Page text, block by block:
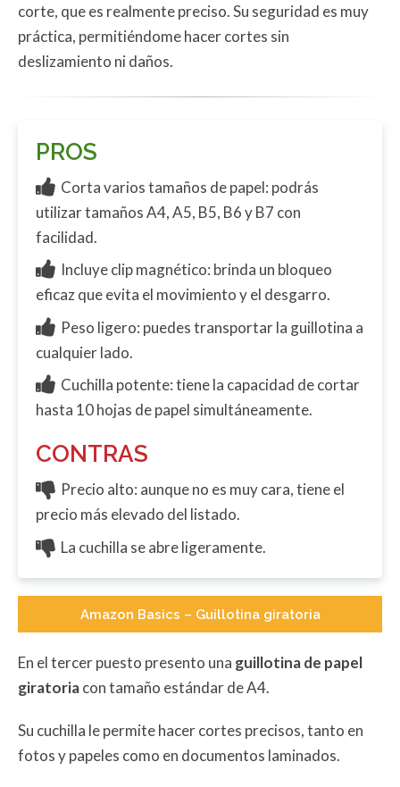
corte, que es realmente preciso. Su seguridad es muy
práctica, permitiéndome hacer cortes sin
deslizamiento ni daños.
PROS
Corta varios tamaños de papel: podrás
utilizar tamaños A4, A5, B5, B6 y B7 con
facilidad.
Incluye clip magnético: brinda un bloqueo
eficaz que evita el movimiento y el desgarro.
Peso ligero: puedes transportar la guillotina a
cualquier lado.
Cuchilla potente: tiene la capacidad de cortar
hasta 10 hojas de papel simultáneamente.
CONTRAS
Precio alto: aunque no es muy cara, tiene el
precio más elevado del listado.
La cuchilla se abre ligeramente.
Amazon Basics – Guillotina giratoria
En el tercer puesto presento una guillotina de papel
giratoriacon tamaño estándar de A4.
Su cuchilla le permite hacer cortes precisos, tanto en
fotos y papeles como en documentos laminados.